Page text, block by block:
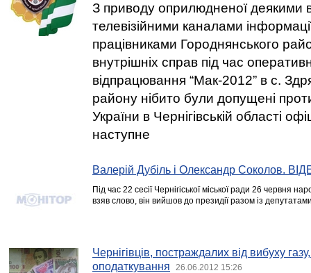
З приводу оприлюдненої деякими
телевізійними каналами
працівниками Городнянського
внутрішніх справ під час
відпрацювання “Мак-2012” в с.
району нібито були допущені
України в Чернігівській області
наступне
Валерій Дубіль і Олександр Соколов.
Під час 22 сесії Чернігіської міської ради 26 червня
взяв слово, він вийшов до президії разом із
Чернігівців, постраждалих від вибуху
оподаткування
26.06.2012 15:26